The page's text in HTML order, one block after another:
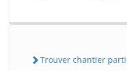
Trouver chantier